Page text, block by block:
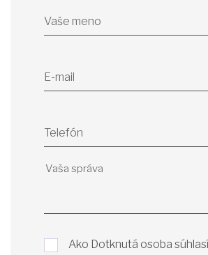
Vaše meno
E-mail
Telefón
Ako Dotknutá osoba